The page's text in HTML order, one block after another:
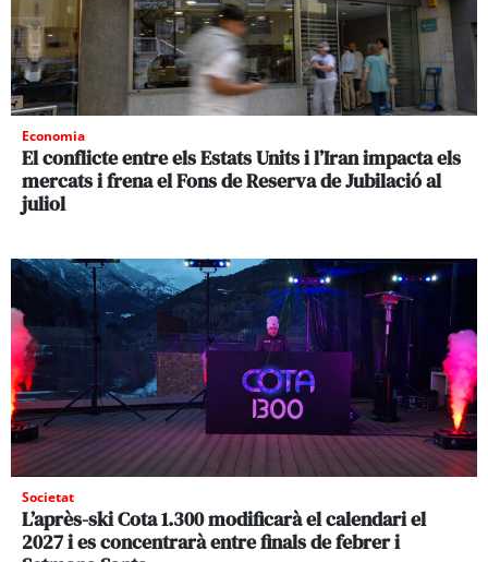
Economia
El conflicte entre els Estats Units i l’Iran impacta els
mercats i frena el Fons de Reserva de Jubilació al
juliol
Societat
L’après-ski Cota 1.300 modificarà el calendari el
2027 i es concentrarà entre finals de febrer i